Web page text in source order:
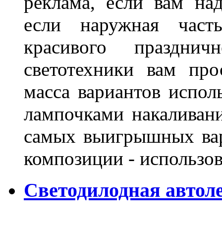
если наружная
красивого
светотехники вам
масса вариантов
лампочками
самых выигрышных
композиции -
Светодилодная